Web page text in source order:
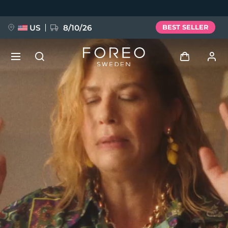
US 8/10/26 BEST SELLER
Accedi
Profilo utente
I miei dispositivi
I miei ordini
I miei indirizzi
I miei abbonamenti
FAQ™ Pure Beauty-Tech Elixir
BREAKING NEWS
issa™ Teeth Whitening Set
Deutsch
Español
Français
Italiano
Português
Svenska
Русский
Türkçe
简体中文 繁體中文